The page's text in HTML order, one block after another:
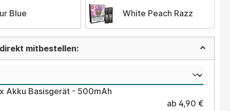
Blue White Peach Razz
mitbestellen:
Akku Basisgerät - 500mAh
ab 4,90 €